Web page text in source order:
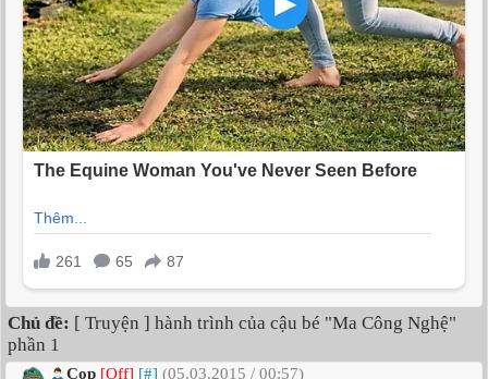
Chủ đề: [ Truyện ] hành trình của cậu bé "Ma Công Nghệ"
phần 1
Cọp [Off] [#] (05.03.2015 / 00:57)